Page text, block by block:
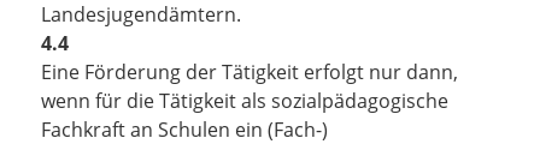
Landesjugendämtern.
4.4
Eine Förderung der Tätigkeit erfolgt nur dann,
wenn für die Tätigkeit als sozialpädagogische
Fachkraft an Schulen ein (Fach-)